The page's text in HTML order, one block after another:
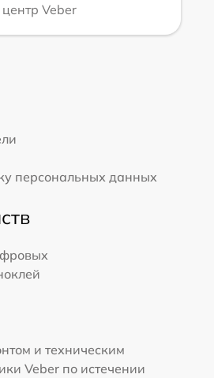
Veber
персональных данных
и техническим
Veber по истечении